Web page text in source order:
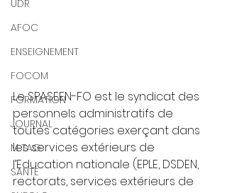
UDR
AFOC
ENSEIGNEMENT
FOCOM
FORMATION
JOURNAL
M TAG
SANTE
Le SPASEEN-FO est le syndicat des
personnels administratifs de
toutes catégories exerçant dans
les services extérieurs de
l’Education nationale (EPLE, DSDEN,
rectorats, services extérieurs de